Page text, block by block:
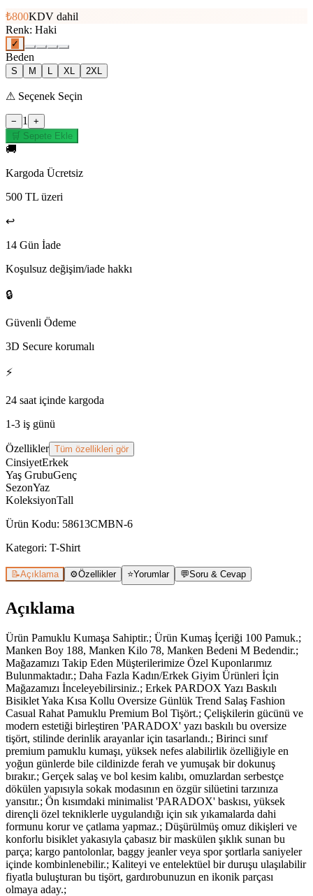
₺800KDV dahil
Renk: Haki
✓
Beden
S M XL 2XL
⚠ Seçenek Seçin
− 1
+
🛒 Sepete Ekle
🚚
Kargoda Ücretsiz
500 TL üzeri
↩️
14 Gün İade
Koşulsuz değişim/iade hakkı
🔒
Güvenli Ödeme
3D Secure korumalı
⚡
24 saat içinde kargoda
1-3 iş günü
Özellikler Tüm özellikleri gör
CinsiyetErkek
Yaş GrubuGenç
SezonYaz
KoleksiyonTall
Ürün Kodu: 58613CMBN-6
Kategori: T-Shirt
📝Açıklama ⚙️Özellikler ⭐Yorumlar 💬Soru & Cevap
Açıklama
Ürün Pamuklu Kumaşa Sahiptir.; Ürün Kumaş İçeriği 100 Pamuk.;
Manken Boy 188, Manken Kilo 78, Manken Bedeni M Bedendir.;
Mağazamızı Takip Eden Müşterilerimize Özel Kuponlarımız
Bulunmaktadır.; Daha Fazla Kadın/Erkek Giyim Ürünleri İçin
Mağazamızı İnceleyebilirsiniz.; Erkek PARDOX Yazı Baskılı
Bisiklet Yaka Kısa Kollu Oversize Günlük Trend Salaş Fashion
Casual Rahat Pamuklu Premium Bol Tişört.; Çelişkilerin gücünü ve
modern estetiği birleştiren 'PARADOX' yazı baskılı bu oversize
tişört, stilinde derinlik arayanlar için tasarlandı.; Birinci sınıf
premium pamuklu kumaşı, yüksek nefes alabilirlik özelliğiyle en
yoğun günlerde bile cildinizde ferah ve yumuşak bir dokunuş
bırakır.; Gerçek salaş ve bol kesim kalıbı, omuzlardan serbestçe
dökülen yapısıyla sokak modasının en özgür silüetini tarzınıza
yansıtır.; Ön kısımdaki minimalist 'PARADOX' baskısı, yüksek
dirençli özel tekniklerle uygulandığı için sık yıkamalarda dahi
formunu korur ve çatlama yapmaz.; Düşürülmüş omuz dikişleri ve
konforlu bisiklet yakasıyla çabasız bir maskülen şıklık sunan bu
parça; kargo pantolonlar, baggy jeanler veya spor şortlarla saniyeler
içinde kombinlenebilir.; Kaliteyi ve entelektüel bir duruşu ulaşılabilir
fiyatla buluşturan bu tişört, gardırobunuzun en ikonik parçası
olmaya aday.;